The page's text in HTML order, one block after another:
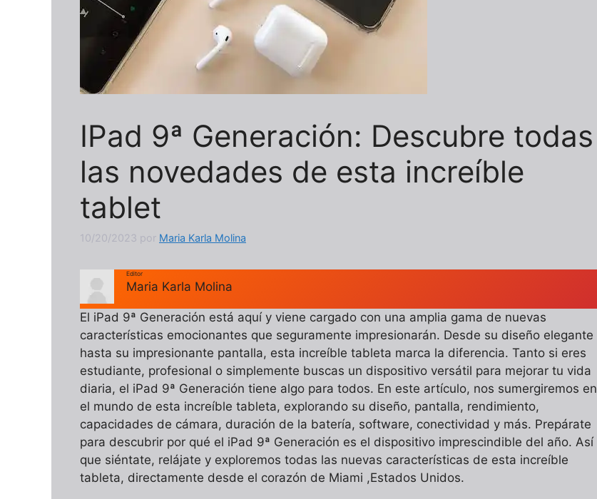
IPad 9ª Generación: Descubre todas
las novedades de esta increíble
tablet
10/20/2023 por Maria Karla Molina
Editor
Maria Karla Molina
El iPad 9ª Generación está aquí y viene cargado con una amplia gama de nuevas
características emocionantes que seguramente impresionarán. Desde su diseño elegante
hasta su impresionante pantalla, esta increíble tableta marca la diferencia. Tanto si eres
estudiante, profesional o simplemente buscas un dispositivo versátil para mejorar tu vida
diaria, el iPad 9ª Generación tiene algo para todos. En este artículo, nos sumergiremos en
el mundo de esta increíble tableta, explorando su diseño, pantalla, rendimiento,
capacidades de cámara, duración de la batería, software, conectividad y más. Prepárate
para descubrir por qué el iPad 9ª Generación es el dispositivo imprescindible del año. Así
que siéntate, relájate y exploremos todas las nuevas características de esta increíble
tableta, directamente desde el corazón de Miami ,Estados Unidos.